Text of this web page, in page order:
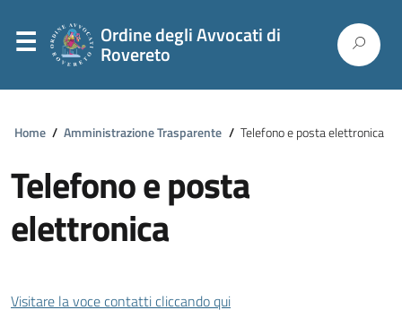
Ordine degli Avvocati di
Rovereto
Home / Amministrazione Trasparente / Telefono e posta elettronica
Telefono e posta
elettronica
Visitare la voce contatti cliccando qui